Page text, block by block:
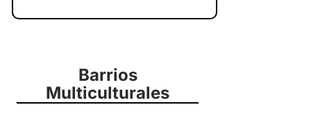
Barrios
Multiculturales